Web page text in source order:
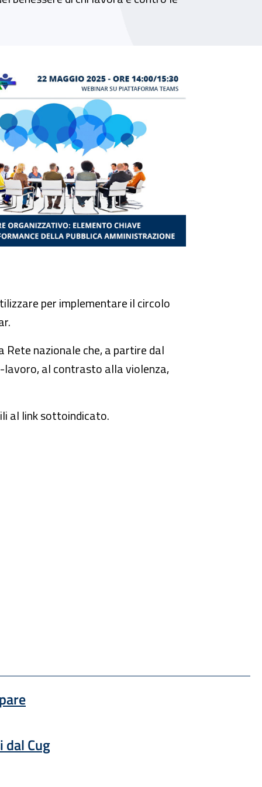
amministrazione
per implementare il circolo
Rete nazionale che, a partire dal
lavoro, al contrasto alla violenza,
al link sottoindicato.
nuova finestra
Cug
nuova finestra